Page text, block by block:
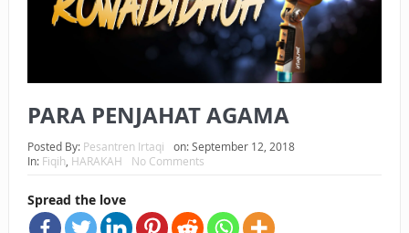
UANG HARAM BISA MENJADI HALAL JIKA SEBAB
KEPEMILIKANNYA BERUBAH
BAHASA CINTA KARENA ALLAH
HUKUM MEMBAYAR ZAKAT DENGAN CARA MENGANGSUR
HUKUM MEMBAYAR ZAKAT KEPADA KERABAT SENDIRI
PARA PENJAHAT AGAMA
Posted By: Pesantren Irtaqi on:September 12, 2018
In: Fiqih HARAKAH No Comments
Spread the love